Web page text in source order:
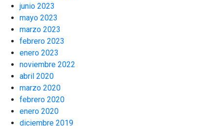
junio 2023
mayo 2023
marzo 2023
febrero 2023
enero 2023
noviembre 2022
abril 2020
marzo 2020
febrero 2020
enero 2020
diciembre 2019